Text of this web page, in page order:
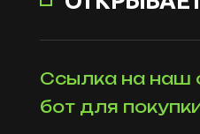
Ссылка на
бот для